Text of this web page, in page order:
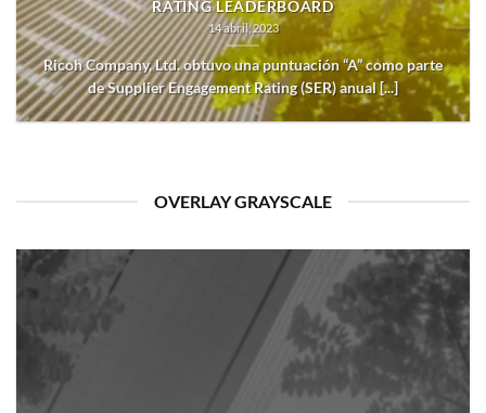
RATING LEADERBOARD
14 abril, 2023
Ricoh Company, Ltd. obtuvo una puntuación “A” como parte
de Supplier Engagement Rating (SER) anual [...]
OVERLAY GRAYSCALE